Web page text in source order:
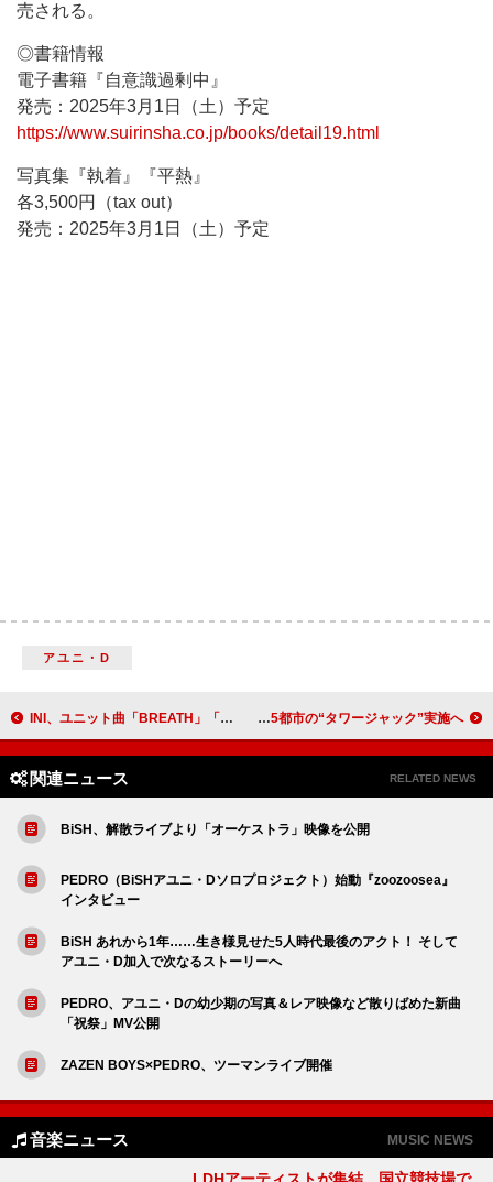
売される。
◎書籍情報
電子書籍『自意識過剰中』
発売：2025年3月1日（土）予定
https://www.suirinsha.co.jp/books/detail19.html
写真集『執着』『平熱』
各3,500円（tax out）
発売：2025年3月1日（土）予定
アユニ・D
INI、ユニット曲「BREATH」「Howlin'」同時配信リリース Aぇ! group、東京タワーを含む5都市の“タワージャック”実施へ
関連ニュース RELATED NEWS
BiSH、解散ライブより「オーケストラ」映像を公開
PEDRO（BiSHアユニ・Dソロプロジェクト）始動『zoozoosea』
インタビュー
BiSH あれから1年……生き様見せた5人時代最後のアクト！ そして
アユニ・D加入で次なるストーリーへ
PEDRO、アユニ・Dの幼少期の写真＆レア映像など散りばめた新曲
「祝祭」MV公開
ZAZEN BOYS×PEDRO、ツーマンライブ開催
音楽ニュース MUSIC NEWS